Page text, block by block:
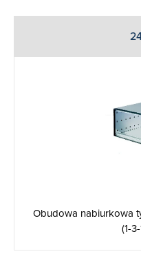
Obudowa nabiurkowa
(1-